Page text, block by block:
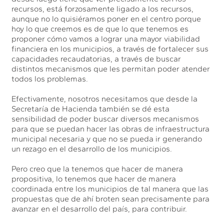
recursos, está forzosamente ligado a los recursos,
aunque no lo quisiéramos poner en el centro porque
hoy lo que creemos es de que lo que tenemos es
proponer cómo vamos a lograr una mayor viabilidad
financiera en los municipios, a través de fortalecer sus
capacidades recaudatorias, a través de buscar
distintos mecanismos que les permitan poder atender
todos los problemas.
Efectivamente, nosotros necesitamos que desde la
Secretaría de Hacienda también se dé esta
sensibilidad de poder buscar diversos mecanismos
para que se puedan hacer las obras de infraestructura
municipal necesaria y que no se pueda ir generando
un rezago en el desarrollo de los municipios.
Pero creo que la tenemos que hacer de manera
propositiva, lo tenemos que hacer de manera
coordinada entre los municipios de tal manera que las
propuestas que de ahí broten sean precisamente para
avanzar en el desarrollo del país, para contribuir.